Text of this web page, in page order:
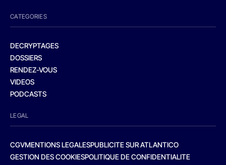
CATEGORIES
DECRYPTAGES
DOSSIERS
RENDEZ-VOUS
VIDEOS
PODCASTS
LEGAL
CGVMENTIONS LEGALESPUBLICITE SUR ATLANTICO
GESTION DES COOKIESPOLITIQUE DE CONFIDENTIALITE